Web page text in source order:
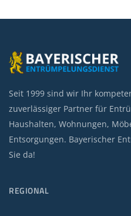
Seit 1999 sind wir Ihr
zuverlässiger Partner für
Haushalten, Wohnungen,
Entsorgungen. Bayerischer
Sie da!
REGIONAL